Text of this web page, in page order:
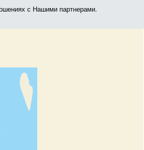
с Нашими партнерами.